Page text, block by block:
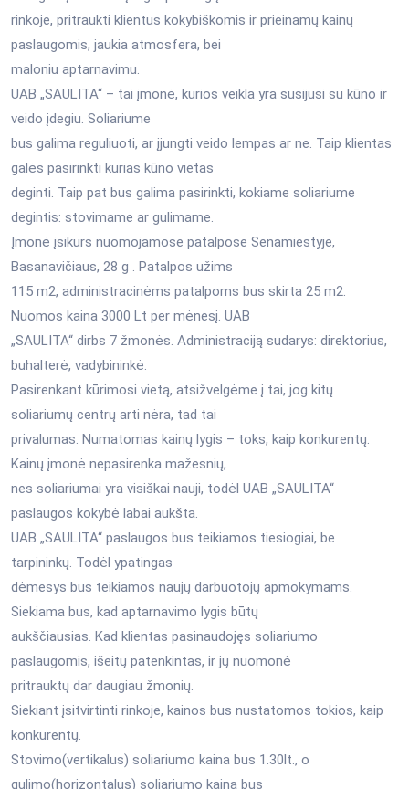
rinkoje, pritraukti klientus kokybiškomis ir prieinamų kainų
paslaugomis, jaukia atmosfera, bei
maloniu aptarnavimu.
UAB „SAULITA“ – tai įmonė, kurios veikla yra susijusi su kūno ir
veido įdegiu. Soliariume
bus galima reguliuoti, ar įjungti veido lempas ar ne. Taip klientas
galės pasirinkti kurias kūno vietas
deginti. Taip pat bus galima pasirinkti, kokiame soliariume
degintis: stovimame ar gulimame.
Įmonė įsikurs nuomojamose patalpose Senamiestyje,
Basanavičiaus, 28 g . Patalpos užims
115 m2, administracinėms patalpoms bus skirta 25 m2.
Nuomos kaina 3000 Lt per mėnesį. UAB
„SAULITA“ dirbs 7 žmonės. Administraciją sudarys: direktorius,
buhalterė, vadybininkė.
Pasirenkant kūrimosi vietą, atsižvelgėme į tai, jog kitų
soliariumų centrų arti nėra, tad tai
privalumas. Numatomas kainų lygis – toks, kaip konkurentų.
Kainų įmonė nepasirenka mažesnių,
nes soliariumai yra visiškai nauji, todėl UAB „SAULITA“
paslaugos kokybė labai aukšta.
UAB „SAULITA“ paslaugos bus teikiamos tiesiogiai, be
tarpininkų. Todėl ypatingas
dėmesys bus teikiamos naujų darbuotojų apmokymams.
Siekiama bus, kad aptarnavimo lygis būtų
aukščiausias. Kad klientas pasinaudojęs soliariumo
paslaugomis, išeitų patenkintas, ir jų nuomonė
pritrauktų dar daugiau žmonių.
Siekiant įsitvirtinti rinkoje, kainos bus nustatomos tokios, kaip
konkurentų.
Stovimo(vertikalus) soliariumo kaina bus 1.30lt., o
gulimo(horizontalus) soliariumo kaina bus